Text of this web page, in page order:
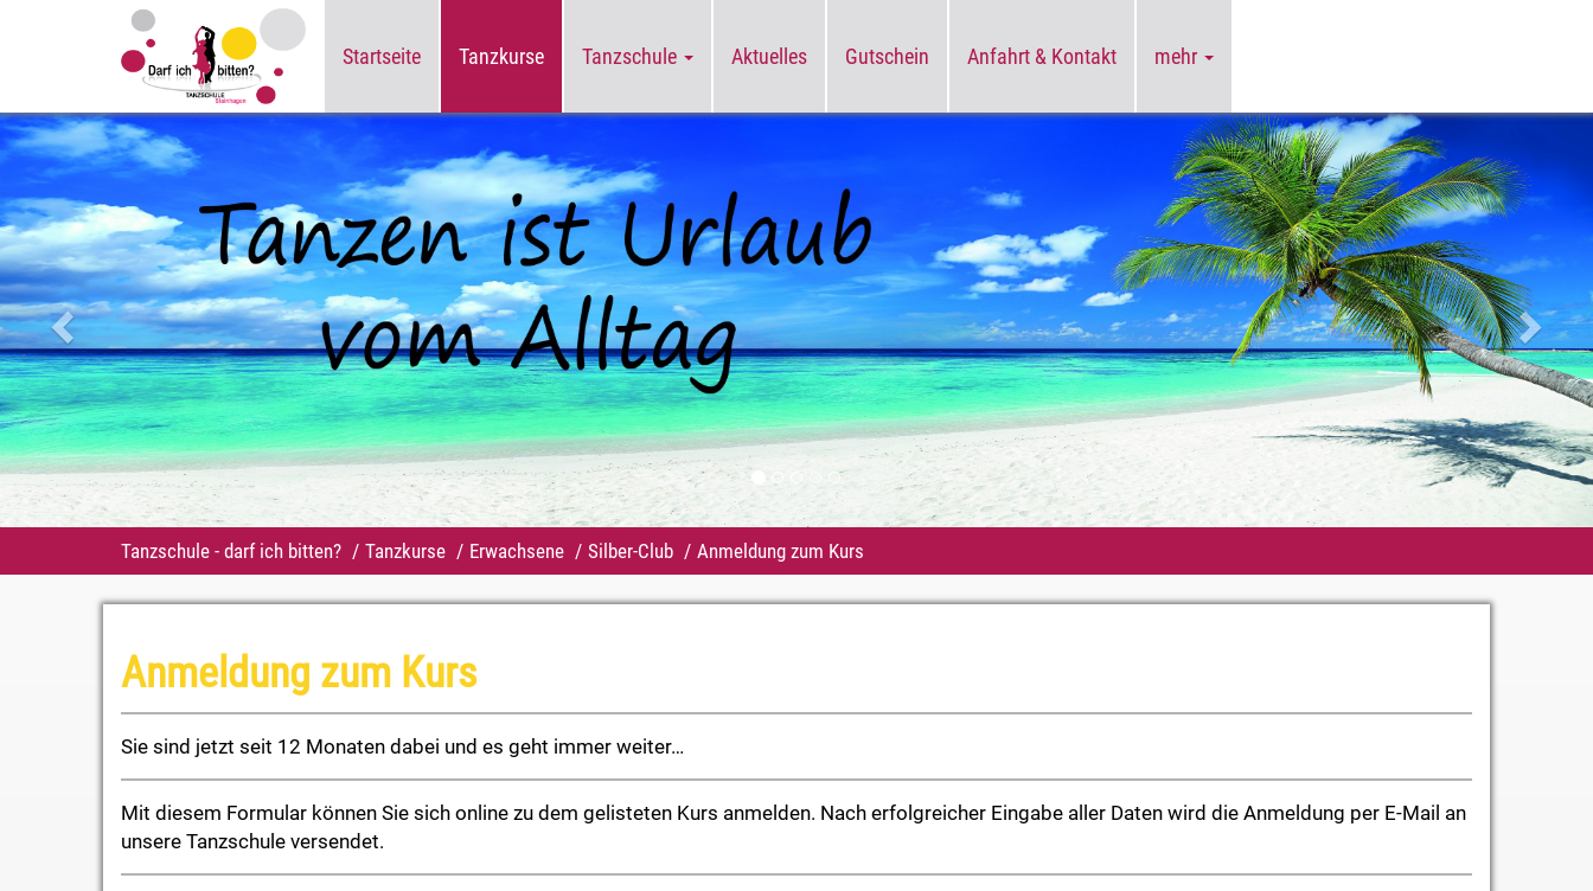
Startseite Tanzkurse Tanzschule Aktuelles Gutschein Anfahrt & Kontakt mehr
Zurück
Tanzschule - darf ich bitten? Tanzkurse Erwachsene Silber-Club Anmeldung zum Kurs
Anmeldung zum Kurs
Sie sind jetzt seit 12 Monaten dabei und es geht immer weiter…
Mit diesem Formular können Sie sich online zu dem gelisteten Kurs anmelden. Nach erfolgreicher Eingabe aller Daten wird die Anmeldung per E-Mail an
unsere Tanzschule versendet.